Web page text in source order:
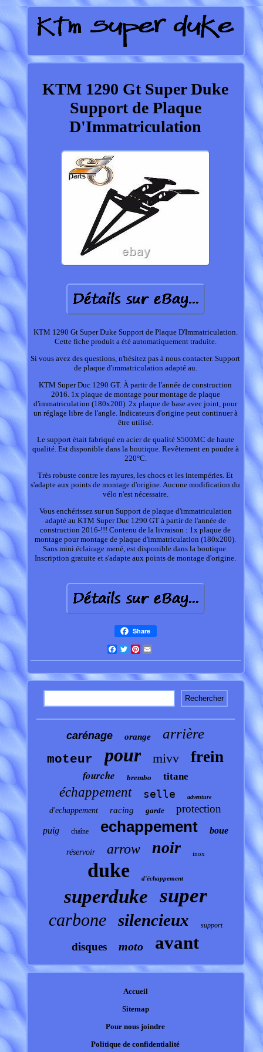
KTM 1290 Gt Super Duke
Support de Plaque
D'Immatriculation
KTM 1290 Gt Super Duke Support de Plaque D'Immatriculation.
Cette fiche produit a été automatiquement traduite.
Si vous avez des questions, n'hésitez pas à nous contacter. Support
de plaque d'immatriculation adapté au.
KTM Super Duc 1290 GT. À partir de l'année de construction
2016. 1x plaque de montage pour montage de plaque
d'immatriculation (180x200). 2x plaque de base avec joint, pour
un réglage libre de l'angle. Indicateurs d'origine peut continuer à
être utilisé.
Le support était fabriqué en acier de qualité S500MC de haute
qualité. Est disponible dans la boutique. Revêtement en poudre à
220°C.
Très robuste contre les rayures, les chocs et les intempéries. Et
s'adapte aux points de montage d'origine. Aucune modification du
vélo n'est nécessaire.
Vous enchérissez sur un Support de plaque d'immatriculation
adapté au KTM Super Duc 1290 GT à partir de l'année de
construction 2016-!!! Contenu de la livraison : 1x plaque de
montage pour montage de plaque d'immatriculation (180x200).
Sans mini éclairage mené, est disponible dans la boutique.
Inscription gratuite et s'adapte aux points de montage d'origine.
Share
Facebook
TwitterPinterest
carénage orange arrière
moteur pour mivv frein
fourche brembo titane
échappement selle adventure
d'echappement racing garde protection
puig chaîne echappement boue
réservoir arrow noir inox
duke d'échappement
superduke super
carbone silencieux support
disques moto avant
Accueil
Sitemap
Pour nous joindre
Politique de confidentialité